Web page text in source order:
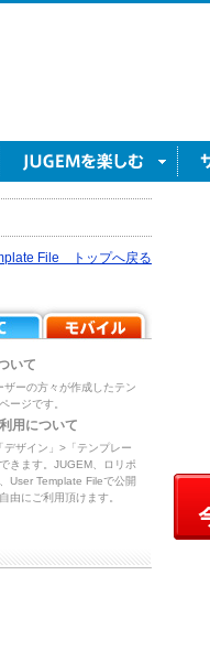
File トップへ戻る
いて
ーの方々が作成したテン
ージです。
用について
ザイン」>「テンプレー
きます。JUGEM、ロリポ
User Template Fileで公開
由にご利用頂けます。